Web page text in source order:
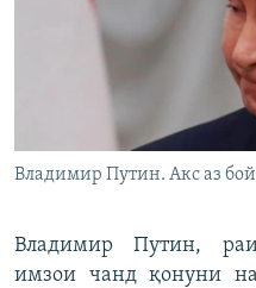
Владимир Путин. Акс аз
Владимир Путин,
имзои чанд қонуни